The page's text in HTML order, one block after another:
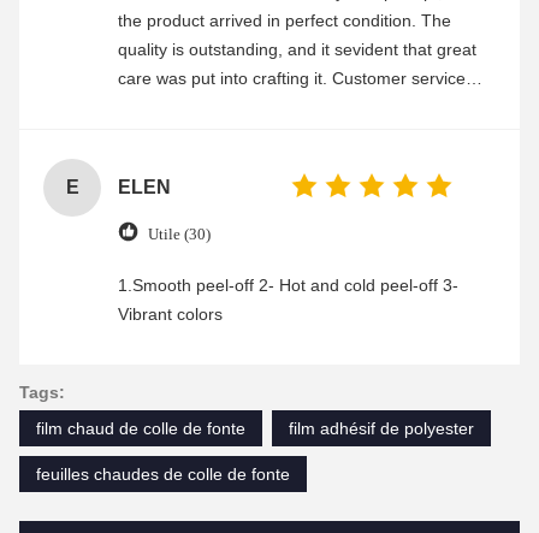
the product arrived in perfect condition. The
quality is outstanding, and it sevident that great
care was put into crafting it. Customer service
E ELEN
Utile (30)
1.Smooth peel-off 2- Hot and cold peel-off 3-
Vibrant colors
Tags:
film chaud de colle de fonte
film adhésif de polyester
feuilles chaudes de colle de fonte